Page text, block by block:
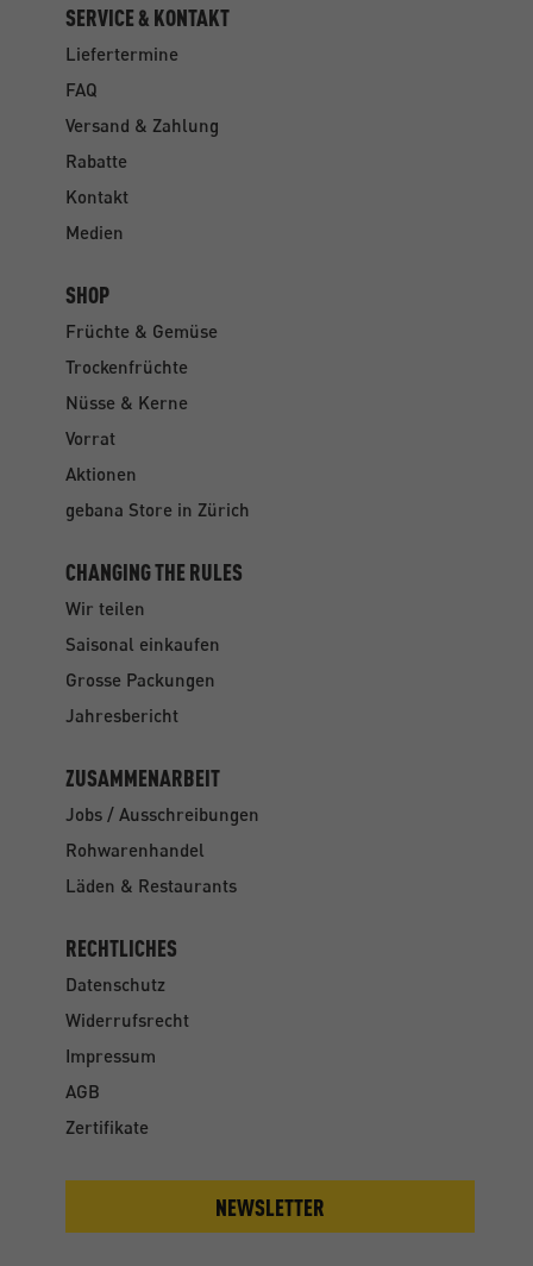
SERVICE & KONTAKT
Liefertermine
FAQ
Versand & Zahlung
Rabatte
Kontakt
Medien
SHOP
Früchte & Gemüse
Trockenfrüchte
Nüsse & Kerne
Vorrat
Aktionen
gebana Store in Zürich
CHANGING THE RULES
Wir teilen
Saisonal einkaufen
Grosse Packungen
Jahresbericht
ZUSAMMENARBEIT
Jobs / Ausschreibungen
Rohwarenhandel
Läden & Restaurants
RECHTLICHES
Datenschutz
Widerrufsrecht
Impressum
AGB
Zertifikate
NEWSLETTER